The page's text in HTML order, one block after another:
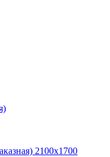
2100х1700